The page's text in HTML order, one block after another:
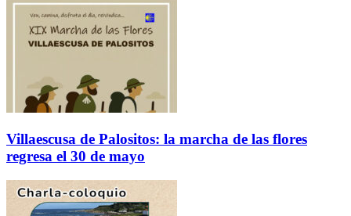
Villaescusa de Palositos: la marcha de las flores
regresa el 30 de mayo